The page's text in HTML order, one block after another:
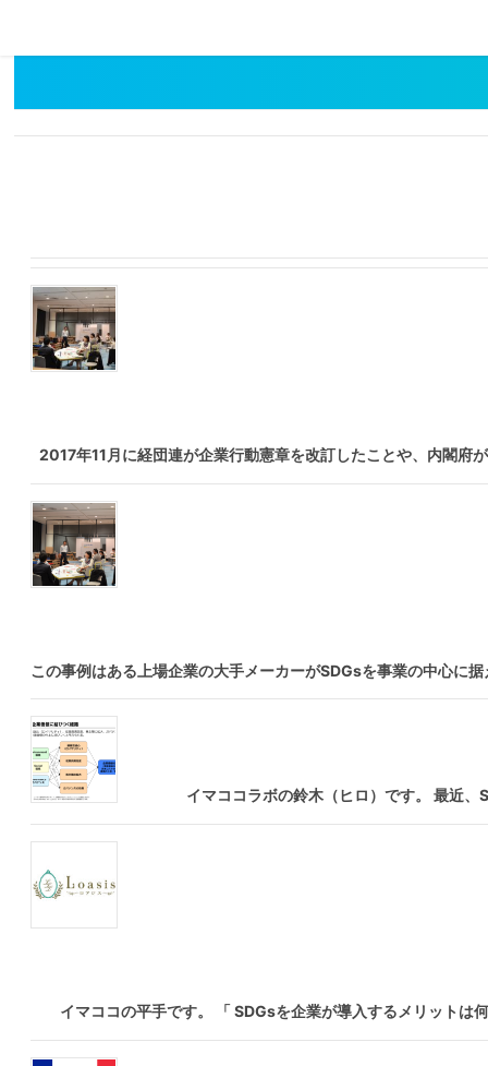
2017年11月に経団連が企業行動憲章を改訂したことや、内閣府
この事例はある上場企業の大手メーカーがSDGsを事業の中心に
イマココラボの鈴木（ヒロ）です。 最近
イマココの平手です。 「 SDGsを企業が導入するメリット